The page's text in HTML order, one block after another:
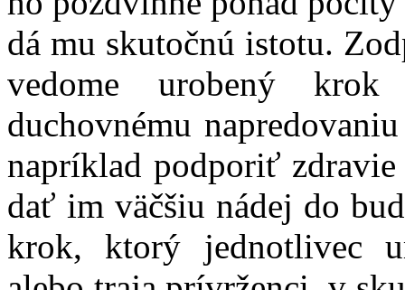
dá mu skutočnú istotu.
vedome urobený
duchovnému
napríklad podporiť
dať im väčšiu nádej do
krok, ktorý jednotlivec